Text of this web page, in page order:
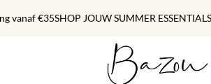
vanaf €35SHOP JOUW SUMMER ESSENTIALS